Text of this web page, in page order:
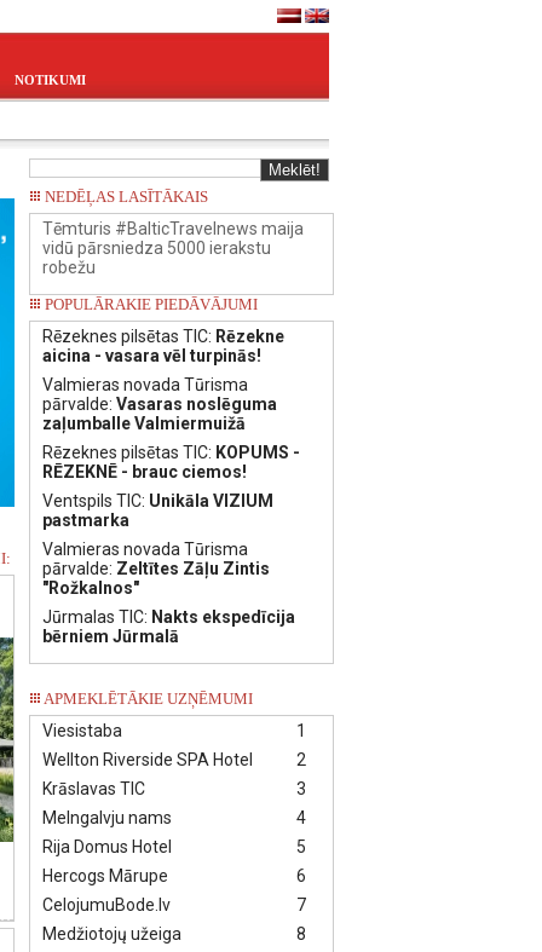
NOTIKUMI
NEDĒĻAS LASĪTĀKAIS
Tēmturis #BalticTravelnews maija
vidū pārsniedza 5000 ierakstu
robežu
POPULĀRAKIE PIEDĀVĀJUMI
Rēzeknes pilsētas TIC: Rēzekne
aicina - vasara vēl turpinās!
Valmieras novada Tūrisma
pārvalde: Vasaras noslēguma
zaļumballe Valmiermuižā
Rēzeknes pilsētas TIC: KOPUMS -
RĒZEKNĒ - brauc ciemos!
Ventspils TIC: Unikāla VIZIUM
pastmarka
Valmieras novada Tūrisma
pārvalde: Zeltītes Zāļu Zintis
"Rožkalnos"
Jūrmalas TIC: Nakts ekspedīcija
bērniem Jūrmalā
APMEKLĒTĀKIE UZŅĒMUMI
1
Viesistaba
2
Wellton Riverside SPA Hotel
3
Krāslavas TIC
4
Melngalvju nams
5
Rija Domus Hotel
6
Hercogs Mārupe
7
CelojumuBode.lv
8
Medžiotojų užeiga